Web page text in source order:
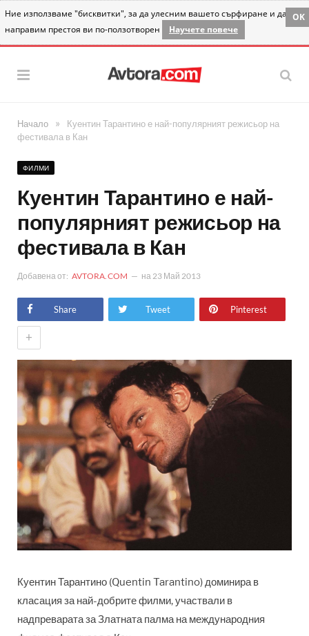
Ние използваме "бисквитки", за да улесним вашето сърфиране и да
направим престоя ви по-ползотворен
Научете повече
OK
Начало »
Куентин Тарантино е най-популярният режисьор на
фестивала в Кан
ФИЛМИ
Куентин Тарантино е най-
популярният режисьор на
фестивала в Кан
Добавена от: AVTORA.COM на 23 Май 2013
Share Tweet Pinterest
+
Куентин Тарантино (Quentin Tarantino) доминира в
класация за най-добрите филми, участвали в
надпреварата за Златната палма на международния